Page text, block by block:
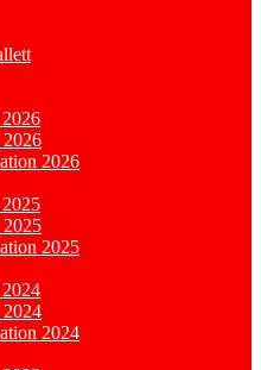
2026
2026
2025
2025
2024
2024